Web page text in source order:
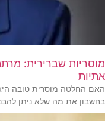
מוסריות שברירית:
אתיות
האם החלטה מוסרית טובה היא
בחשבון את מה שלא ניתן